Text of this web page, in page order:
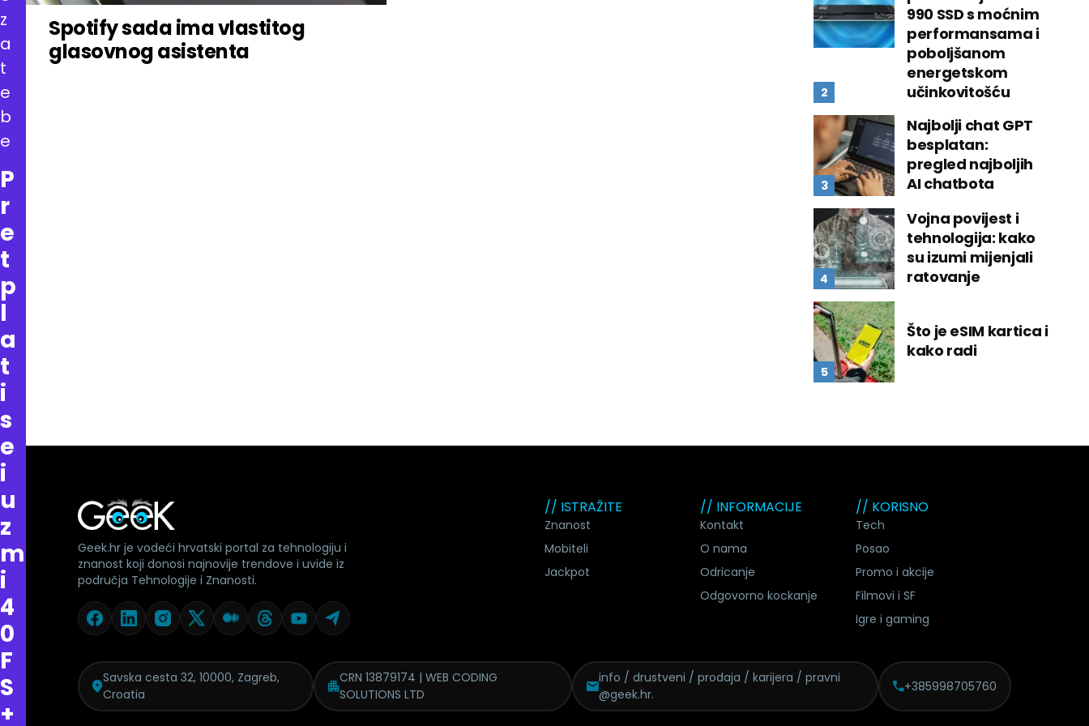
Spotify sada ima vlastitog
glasovnog asistenta
990 SSD s moćnim
performansama i
poboljšanom
energetskom
učinkovitošću
Najbolji chat GPT
besplatan:
pregled najboljih
AI chatbota
Vojna povijest i
tehnologija: kako
su izumi mijenjali
ratovanje
Što je eSIM kartica i
kako radi
z
a
t
e
b
e
P
r
e
t
p
l
a
t
i
s
e
i
u
z
m
i
4
0
F
S
+
// ISTRAŽITE
Znanost
Mobiteli
Jackpot
// INFORMACIJE
Kontakt
O nama
Odricanje
Odgovorno kockanje
// KORISNO
Tech
Posao
Promo i akcije
Filmovi i SF
Igre i gaming
Geek.hr je vodeći hrvatski portal za tehnologiju i
znanost koji donosi najnovije trendove i uvide iz
područja Tehnologije i Znanosti.
Savska cesta 32, 10000, Zagreb,
Croatia
CRN 13879174 | WEB CODING
SOLUTIONS LTD
info / drustveni / prodaja / karijera / pravni
@geek.hr.
+385998705760